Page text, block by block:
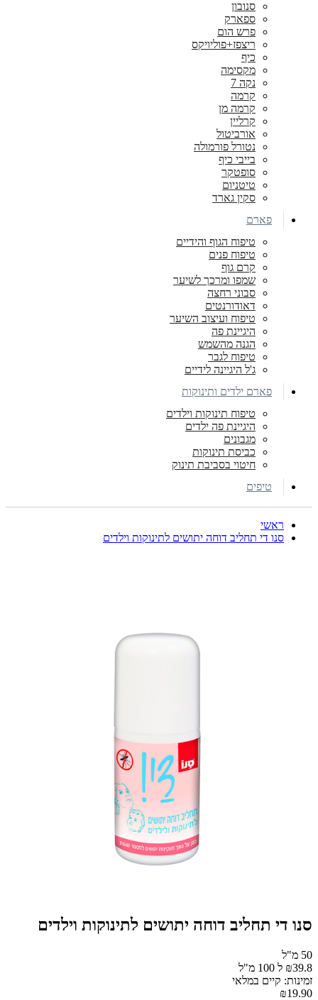
סנובון
ספארק
פרש הום
ריצפז+פוליויקס
כיף
מקסימה
נקה 7
קרמה
קרמה מן
קרליין
אורביטול
נטורל פורמולה
בייבי כיף
סופטקר
טיטניום
סקין גארד
פארם
טיפוח הגוף והידיים
טיפוח פנים
קרם גוף
שמפו ומרכך לשיער
סבוני רחצה
דאודורנטים
טיפוח ועיצוב השיער
היגיינת פה
הגנה מהשמש
טיפוח לגבר
ג'ל היגיינה לידיים
פארם ילדים ותינוקות
טיפוח תינוקות וילדים
היגיינת פה ילדים
מגבונים
כביסת תינוקות
חיטוי בסביבת תינוק
טיפים
ראשי
סנו די תחליב דוחה יתושים לתינוקות וילדים
סנו די תחליב דוחה יתושים לתינוקות וילדים
50 מ"ל
₪39.8 ל 100 מ"ל
זמינות: קיים במלאי
₪19.90